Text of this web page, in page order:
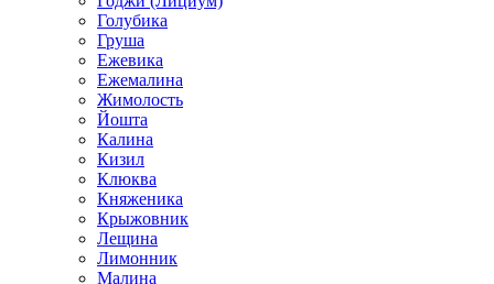
Голубика
Груша
Ежевика
Ежемалина
Жимолость
Йошта
Калина
Кизил
Клюква
Княженика
Крыжовник
Лещина
Лимонник
Малина